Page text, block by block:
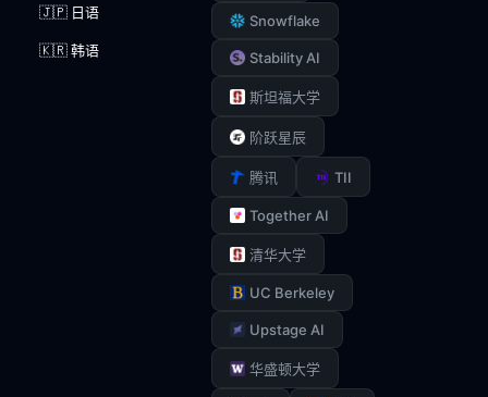
🇯🇵 日语
🇰🇷 韩语
Snowflake
Stability AI
斯坦福大学
阶跃星辰
腾讯 TII
Together AI
清华大学
UC Berkeley
Upstage AI
华盛顿大学